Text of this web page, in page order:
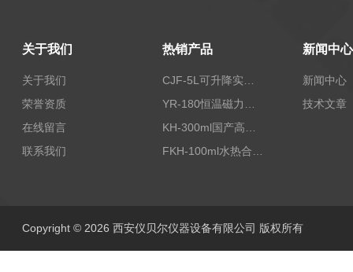
关于我们
关于我们
荣誉资质
在线留言
联系我们
热销产品 新闻中心
新闻中心
技术文章
Copyright © 2026 西安仪贝尔仪器设备有限公司 版权所有